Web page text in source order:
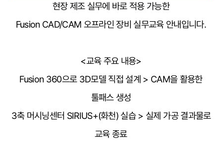
현장 제조 실무에 바로 적용 가능한
Fusion CAD/CAM 오프라인 장비 실무교육 안내입니다.
<교육 주요 내용>
Fusion 360으로 3D모델 직접 설계 > CAM을 활용한
툴패스 생성
3축 머시닝센터 SIRIUS+(화천) 실습 > 실제 가공 결과물로
교육 종료